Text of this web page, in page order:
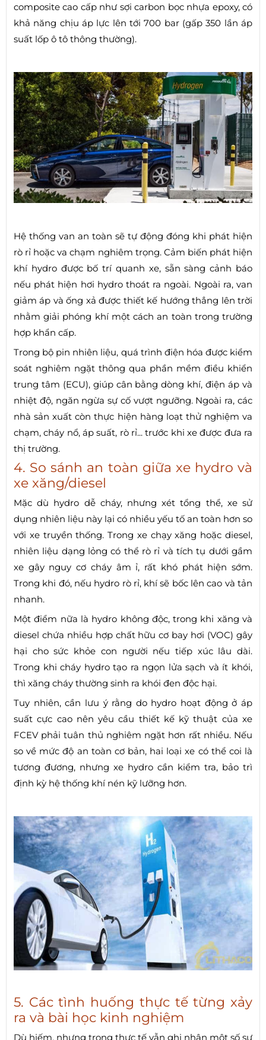
composite cao cấp như sợi carbon bọc nhựa epoxy, có
khả năng chịu áp lực lên tới 700 bar (gấp 350 lần áp
suất lốp ô tô thông thường).
Hệ thống van an toàn sẽ tự động đóng khi phát hiện
rò rỉ hoặc va chạm nghiêm trọng. Cảm biến phát hiện
khí hydro được bố trí quanh xe, sẵn sàng cảnh báo
nếu phát hiện hơi hydro thoát ra ngoài. Ngoài ra, van
giảm áp và ống xả được thiết kế hướng thẳng lên trời
nhằm giải phóng khí một cách an toàn trong trường
hợp khẩn cấp.
Trong bộ pin nhiên liệu, quá trình điện hóa được kiểm
soát nghiêm ngặt thông qua phần mềm điều khiển
trung tâm (ECU), giúp cân bằng dòng khí, điện áp và
nhiệt độ, ngăn ngừa sự cố vượt ngưỡng. Ngoài ra, các
nhà sản xuất còn thực hiện hàng loạt thử nghiệm va
chạm, cháy nổ, áp suất, rò rỉ... trước khi xe được đưa ra
thị trường.
4. So sánh an toàn giữa xe hydro và
xe xăng/diesel
Mặc dù hydro dễ cháy, nhưng xét tổng thể, xe sử
dụng nhiên liệu này lại có nhiều yếu tố an toàn hơn so
với xe truyền thống. Trong xe chạy xăng hoặc diesel,
nhiên liệu dạng lỏng có thể rò rỉ và tích tụ dưới gầm
xe gây nguy cơ cháy âm ỉ, rất khó phát hiện sớm.
Trong khi đó, nếu hydro rò rỉ, khí sẽ bốc lên cao và tản
nhanh.
Một điểm nữa là hydro không độc, trong khi xăng và
diesel chứa nhiều hợp chất hữu cơ bay hơi (VOC) gây
hại cho sức khỏe con người nếu tiếp xúc lâu dài.
Trong khi cháy hydro tạo ra ngọn lửa sạch và ít khói,
thì xăng cháy thường sinh ra khói đen độc hại.
Tuy nhiên, cần lưu ý rằng do hydro hoạt động ở áp
suất cực cao nên yêu cầu thiết kế kỹ thuật của xe
FCEV phải tuân thủ nghiêm ngặt hơn rất nhiều. Nếu
so về mức độ an toàn cơ bản, hai loại xe có thể coi là
tương đương, nhưng xe hydro cần kiểm tra, bảo trì
định kỳ hệ thống khí nén kỹ lưỡng hơn.
5. Các tình huống thực tế từng xảy
ra và bài học kinh nghiệm
Dù hiếm, nhưng trong thực tế vẫn ghi nhận một số sự